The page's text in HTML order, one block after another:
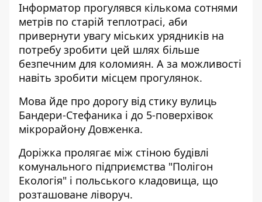
Інформатор прогулявся кількома сотнями
метрів по старій теплотрасі, аби
привернути увагу міських урядників на
потребу зробити цей шлях більше
безпечним для коломиян. А за можливості
навіть зробити місцем прогулянок.
Мова йде про дорогу від стику вулиць
Бандери-Стефаника і до 5-поверхівок
мікрорайону Довженка.
Доріжка пролягає між стіною будівлі
комунального підприємства "Полігон
Екологія" і польського кладовища, що
розташоване ліворуч.